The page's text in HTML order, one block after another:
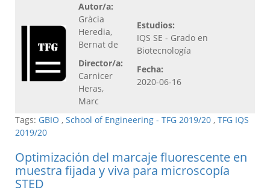
Autor/a:
Gràcia
Heredia,
Bernat de
Director/a:
Carnicer
Heras,
Marc
Estudios:
IQS SE - Grado en
Biotecnología
Fecha:
2020-06-16
Tags: GBIO , School of Engineering - TFG 2019/20 , TFG IQS
2019/20
Optimización del marcaje fluorescente en
muestra fijada y viva para microscopía
STED